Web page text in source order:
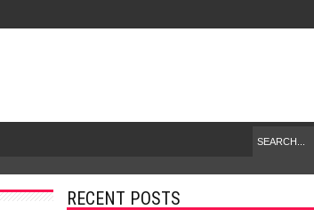
RECENT POSTS